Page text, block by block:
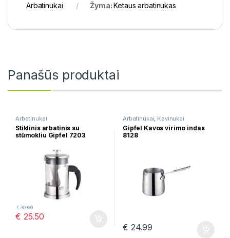
Arbatinukai
Žyma:Ketaus arbatinukas
Panašūs produktai
Arbatinukai
Stiklinis arbatinis su
stūmokliu Gipfel 7203
€ 25.50
€30.60
Arbatinukai, Kavinukai
Gipfel Kavos virimo indas
8128
€ 24.99